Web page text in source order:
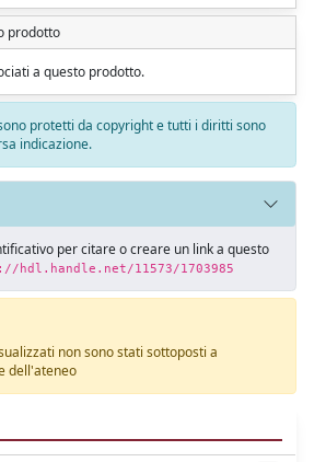
prodotto
a questo prodotto.
protetti da copyright e tutti i diritti sono
indicazione.
per citare o creare un link a questo
hdl.handle.net/11573/1703985
non sono stati sottoposti a
dell'ateneo